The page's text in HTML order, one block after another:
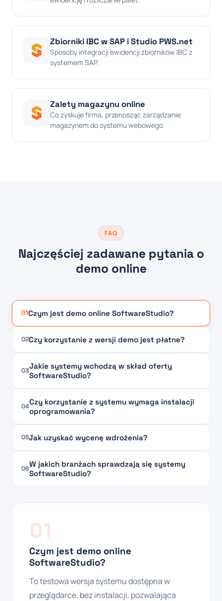
Zbiorniki IBC w SAP i Studio PWS.net
Sposoby integracji ewidencji zbiorników IBC z
systemem SAP.
Zalety magazynu online
Co zyskuje firma, przenosząc zarządzanie
magazynem do systemu webowego.
FAQ
Najczęściej zadawane pytania o
demo online
01Czym jest demo online SoftwareStudio?
02Czy korzystanie z wersji demo jest płatne?
03Jakie systemy wchodzą w skład oferty
SoftwareStudio?
04Czy korzystanie z systemu wymaga instalacji
oprogramowania?
05Jak uzyskać wycenę wdrożenia?
06W jakich branżach sprawdzają się systemy
SoftwareStudio?
01
Czym jest demo online
SoftwareStudio?
To testowa wersja systemu dostępna w
przeglądarce, bez instalacji, pozwalająca